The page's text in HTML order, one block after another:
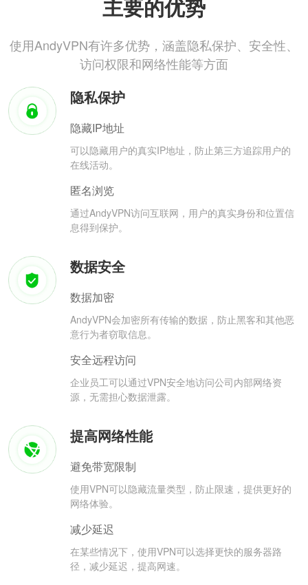
主要的优势
使用AndyVPN有许多优势，涵盖隐私保护、安全性、
访问权限和网络性能等方面
隐私保护
隐藏IP地址
可以隐藏用户的真实IP地址，防止第三方追踪用户的
在线活动。
匿名浏览
通过AndyVPN访问互联网，用户的真实身份和位置信
息得到保护。
数据安全
数据加密
AndyVPN会加密所有传输的数据，防止黑客和其他恶
意行为者窃取信息。
安全远程访问
企业员工可以通过VPN安全地访问公司内部网络资
源，无需担心数据泄露。
提高网络性能
避免带宽限制
使用VPN可以隐藏流量类型，防止限速，提供更好的
网络体验。
减少延迟
在某些情况下，使用VPN可以选择更快的服务器路
径，减少延迟，提高网速。